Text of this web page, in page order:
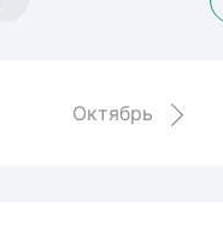
Октябрь